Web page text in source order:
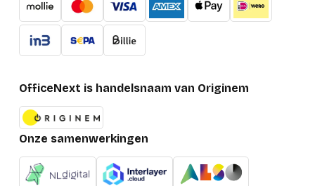
OfficeNext is handelsnaam van Originem
Onze samenwerkingen